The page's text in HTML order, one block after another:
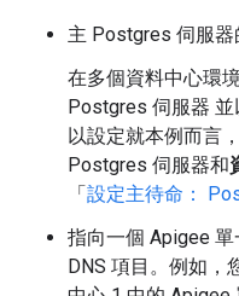
主 Postgres 伺服器
在多個資料中心環
Postgres 伺服器
以設定就本例而言，
Postgres 伺服器和
「設定主待命：
指向一個 Apigee
DNS 項目。例如，